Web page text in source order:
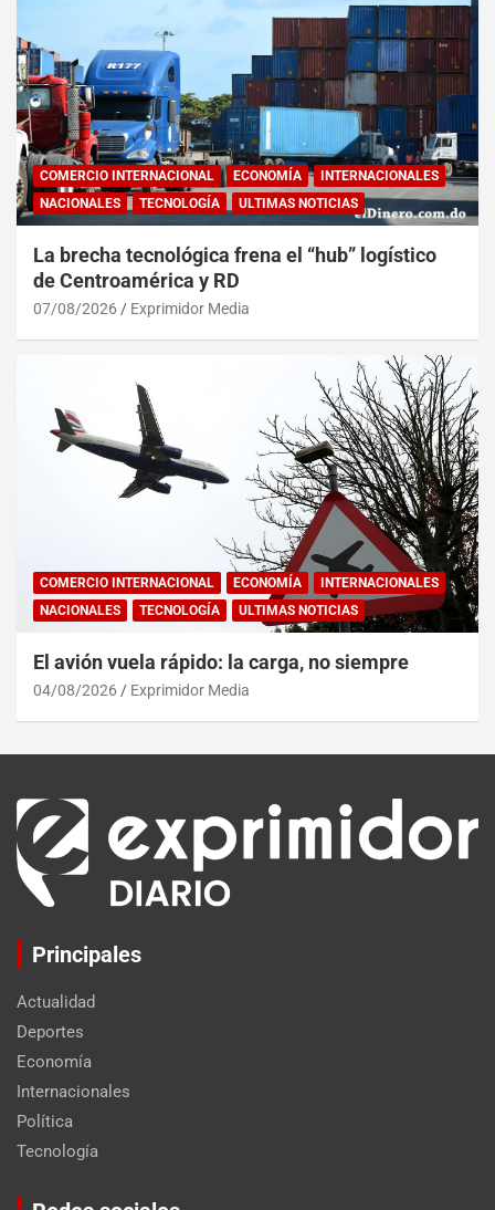
COMERCIO INTERNACIONAL ECONOMÍA
INTERNACIONALES
NACIONALES
TECNOLOGÍA ULTIMAS NOTICIAS
La brecha tecnológica frena el “hub” logístico
de Centroamérica y RD
07/08/2026 Exprimidor Media
COMERCIO INTERNACIONAL ECONOMÍA
INTERNACIONALES
NACIONALES
TECNOLOGÍA ULTIMAS NOTICIAS
El avión vuela rápido: la carga, no siempre
04/08/2026 Exprimidor Media
Principales
Actualidad
Deportes
Economía
Internacionales
Política
Tecnología